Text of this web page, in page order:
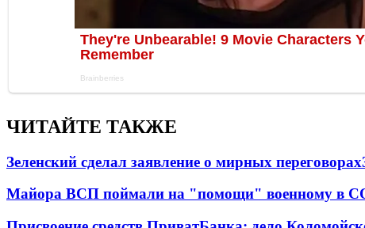
ЧИТАЙТЕ ТАКЖЕ
Зеленский сделал заявление о мирных переговорах
Майора ВСП поймали на "помощи" военному в